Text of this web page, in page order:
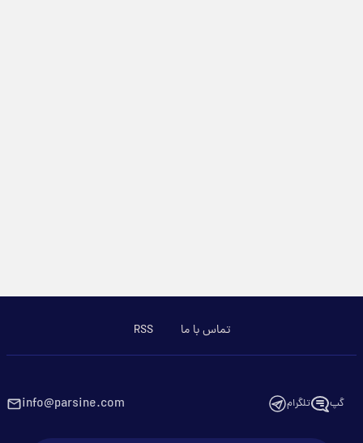
تماس با ما RSS
گپ تلگرام info@parsine.com